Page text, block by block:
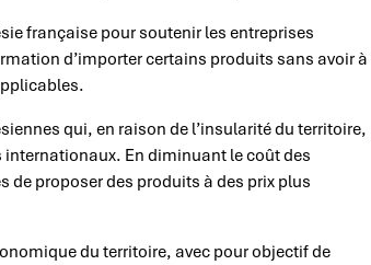
française pour soutenir les entreprises
d’importer certains produits sans avoir à
qui, en raison de l’insularité du territoire,
internationaux. En diminuant le coût des
de proposer des produits à des prix plus
du territoire, avec pour objectif de